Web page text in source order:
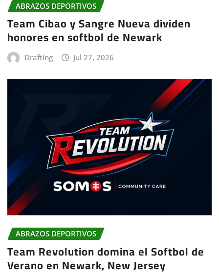
ABRAZOS DEPORTIVOS
Team Cibao y Sangre Nueva dividen
honores en softbol de Newark
Drafting Jul 27, 2026
ABRAZOS DEPORTIVOS
Team Revolution domina el Softbol de
Verano en Newark, New Jersey